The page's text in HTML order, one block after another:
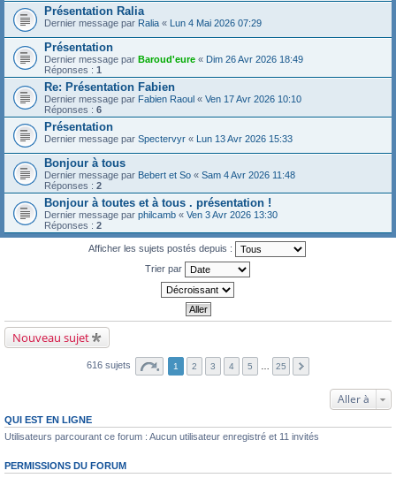
Présentation Ralia
Dernier message par Ralia « Lun 4 Mai 2026 07:29
Présentation
Dernier message par Baroud'eure « Dim 26 Avr 2026 18:49
Réponses : 1
Re: Présentation Fabien
Dernier message par Fabien Raoul « Ven 17 Avr 2026 10:10
Réponses : 6
Présentation
Dernier message par Spectervyr « Lun 13 Avr 2026 15:33
Bonjour à tous
Dernier message par Bebert et So « Sam 4 Avr 2026 11:48
Réponses : 2
Bonjour à toutes et à tous . présentation !
Dernier message par philcamb « Ven 3 Avr 2026 13:30
Réponses : 2
Afficher les sujets postés depuis :
Trier par
Nouveau sujet
616 sujets 1 2 3 4 5 25
Aller à
QUI EST EN LIGNE
Utilisateurs parcourant ce forum : Aucun utilisateur enregistré et 11 invités
PERMISSIONS DU FORUM